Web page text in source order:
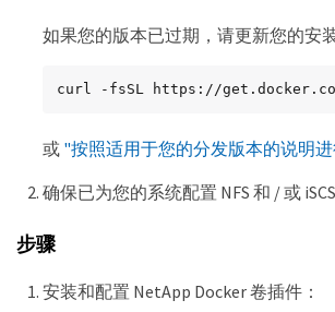
如果您的版本已过期，请更新您的安装
curl -fsSL https://
或 "按照适用于您的分发版本的说明
确保已为您的系统配置 NFS 和 / 或 iSCSI
步骤
安装和配置 NetApp Docker 卷插件：